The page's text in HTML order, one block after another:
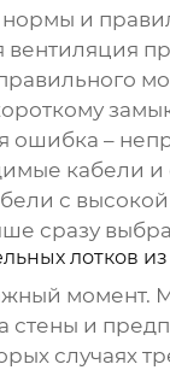
и
ошибка –
кабели
с
сразу
лотков
момент.
стены и
случаях